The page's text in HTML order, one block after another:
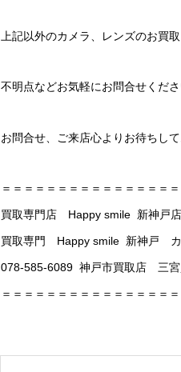
上記以外のカメラ、レンズのお買
不明点などお気軽にお問合せくださ
お問合せ、ご来店心よりお待ちして
＝＝＝＝＝＝＝＝＝＝＝＝＝＝＝
買取専門店 Happy smile 新神戸店
買取専門 Happy smile 新神戸
078-585-6089 神戸市買取店 三
＝＝＝＝＝＝＝＝＝＝＝＝＝＝＝